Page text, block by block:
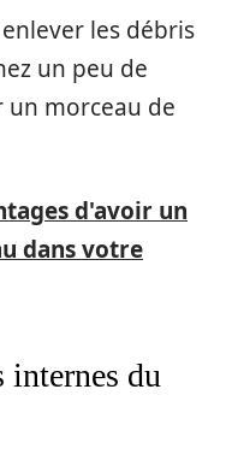
les débris
un peu de
morceau de
d'avoir un
dans votre
du